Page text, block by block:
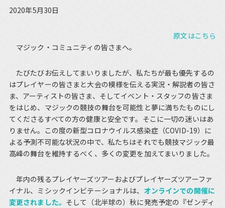
2020年5月30日
原文はこちら
マジック・コミュニティの皆さまへ。
たびたびお伝えしてまいりましたが、私たちが最も優先するの
はプレイヤーの皆さまと大会の模様を伝える実況・解説者の皆さ
ま、アーティストの皆さま、そしてイベント・スタッフの皆さま
をはじめ、マジックの競技の舞台を可能性と夢に満ちたものにし
てくださるすべての方の健康と安全です。そこに一切の迷いはあ
りません。この度の新型コロナウイルス感染症（COVID-19）に
よる予測不可能な状況の中で、私たちはそれでも競技マジック最
高峰の舞台を維持するべく、多くの変更を加えてまいりました。
年内の残るプレイヤーズツアーおよびプレイヤーズツアーファ
イナル、ミシックインビテーショナルは、 オンラインでの開催に
変更されました。 そして（北半球の）秋に発売予定の『ゼンディ